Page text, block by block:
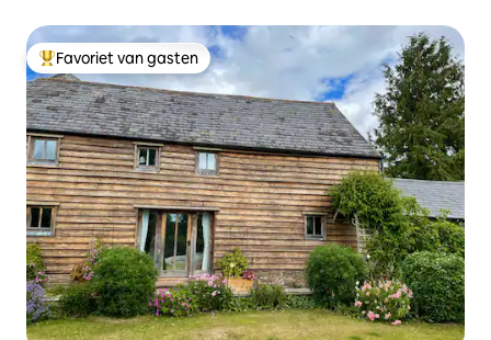
Topfavoriet van gasten
Favoriet van gasten